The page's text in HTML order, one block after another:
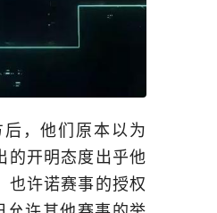
，他们原本以为
的开明态度出乎他
也许诺赛事的授权